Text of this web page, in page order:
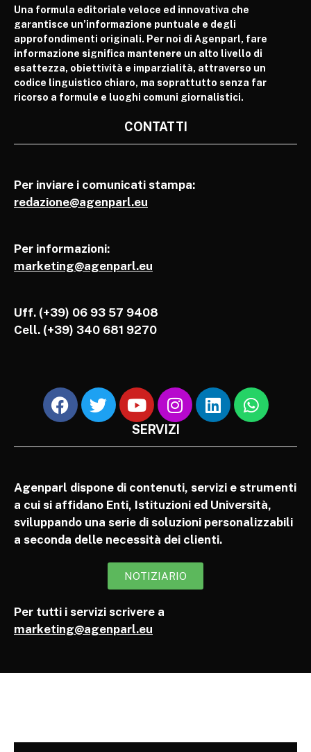
Una formula editoriale veloce ed innovativa che
garantisce un’informazione puntuale e degli
approfondimenti originali. Per noi di Agenparl, fare
informazione significa mantenere un alto livello di
esattezza, obiettività e imparzialità, attraverso un
codice linguistico chiaro, ma soprattutto senza far
ricorso a formule e luoghi comuni giornalistici.
CONTATTI
Per inviare i comunicati stampa:
redazione@agenparl.eu
Per informazioni:
marketing@agenparl.eu
Uff. (+39) 06 93 57 9408
Cell. (+39) 340 681 9270
SERVIZI
Agenparl dispone di contenuti, servizi e strumenti
a cui si affidano Enti, Istituzioni ed Università,
sviluppando una serie di soluzioni personalizzabili
a seconda delle necessità dei clienti.
NOTIZIARIO
Per tutti i servizi scrivere a
marketing@agenparl.eu